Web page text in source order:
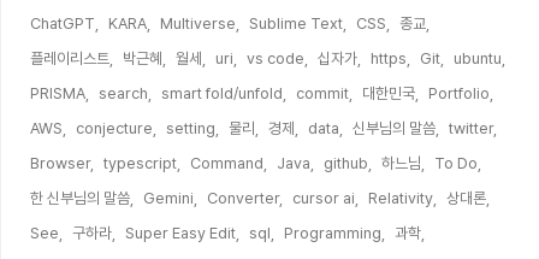
ChatGPT,
KARA, Multiverse, Sublime Text, CSS,
종교,
플레이리스트,
박근혜, 월세, uri, vs code, 십자가, https, Git,
ubuntu,
PRISMA,
search, smart fold/unfold, commit, 대한민국,
Portfolio,
AWS,
conjecture, setting, 물리, 경제, data, 신부님의 말씀,
twitter,
Browser,
typescript, Command, Java, github, 하느님,
To Do,
한 신부님의 말씀,
Gemini, Converter, cursor ai, Relativity,
상대론,
See,
구하라, Super Easy Edit, sql, Programming, 과학,